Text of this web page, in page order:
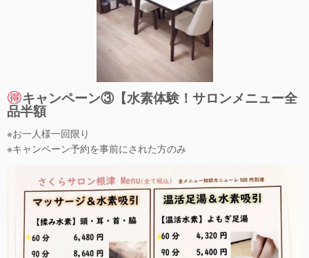
キャンペーン③【水素体験！サロンメニュー全
品半額
※お一人様一回限り
※キャンペーン予約を事前にされた方のみ